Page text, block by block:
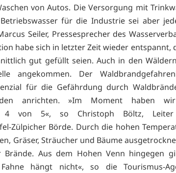
von Autos. Die Versorgung mit
für die Industrie sei aber
Seiler, Pressesprecher des
habe sich in letzter Zeit wieder entspannt,
gut gefüllt seien. Auch in den
angekommen. Der
für die Gefährdung durch
anrichten. »Im Moment haben
4 von 5«, so Christoph Böltz,
Zülpicher Börde. Durch die hohen
Gräser, Sträucher und Bäume
Aus dem Hohen Venn hingegen
hängt nicht«, so die Tourismus-